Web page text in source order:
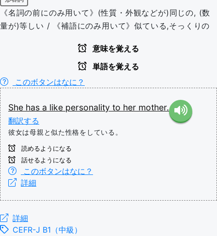
《名詞の前にのみ用いて》(性質・外観などが)同じの, (数
量が)等しい / 《補語にのみ用いて》似ている,そっくりの
意味を覚える
単語を覚える
このボタンはなに？
She has a like personality to her mother.
翻訳する
彼女は母親と似た性格をしている。
読めるようになる
話せるようになる
このボタンはなに？
詳細
詳細
CEFR-J B1（中級）